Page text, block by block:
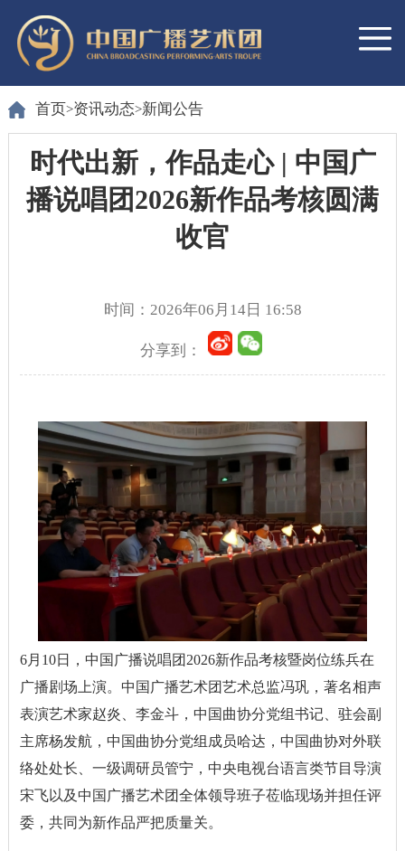
首页>资讯动态>新闻公告
时代出新，作品走心 | 中国广
播说唱团2026新作品考核圆满
收官
时间：2026年06月14日 16:58
分享到：
6月10日，中国广播说唱团2026新作品考核暨岗位练兵在
广播剧场上演。中国广播艺术团艺术总监冯巩，著名相声
表演艺术家赵炎、李金斗，中国曲协分党组书记、驻会副
主席杨发航，中国曲协分党组成员哈达，中国曲协对外联
络处处长、一级调研员管宁，中央电视台语言类节目导演
宋飞以及中国广播艺术团全体领导班子莅临现场并担任评
委，共同为新作品严把质量关。